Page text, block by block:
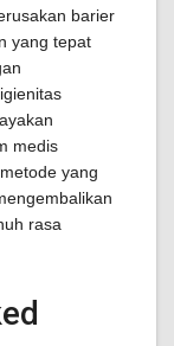
barier
yang tepat
medis
yang
rasa